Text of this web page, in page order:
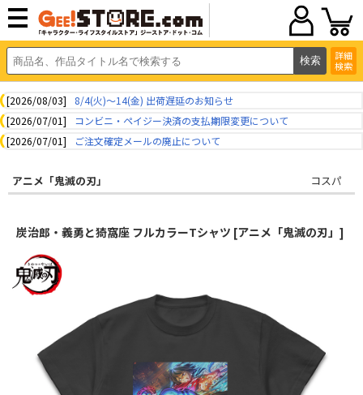
詳細
検索
[2026/08/03]
8/4(火)～14(金) 出荷遅延のお知らせ
[2026/07/01]
コンビニ・ペイジー決済の支払期限変更について
[2026/07/01]
ご注文確定メールの廃止について
アニメ「鬼滅の刃」 コスパ
炭治郎・義勇と猗窩座 フルカラーTシャツ [アニメ「鬼滅の刃」]